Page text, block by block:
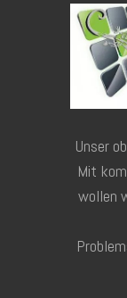
Unser
Mit
wollen